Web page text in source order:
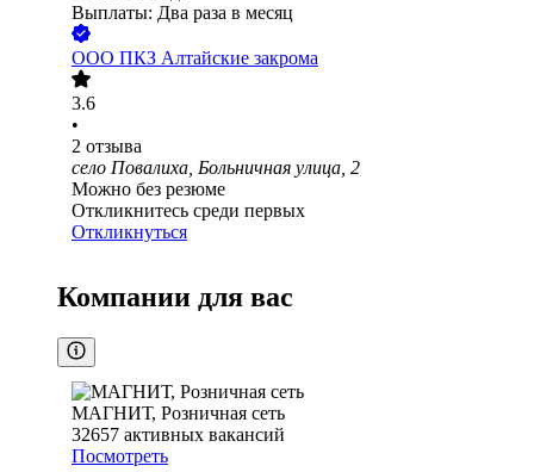
Выплаты: Два раза в месяц
ООО ПКЗ Алтайские закрома
3.6
•
2 отзыва
село Повалиха, Больничная улица, 2
Можно без резюме
Откликнитесь среди первых
Откликнуться
Компании для вас
МАГНИТ, Розничная сеть
32657 активных вакансий
Посмотреть